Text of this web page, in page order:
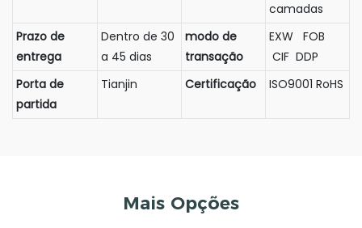
camadas
Prazo de
entrega
Dentro de 30
a 45 dias
modo de
transação
EXW FOB
CIF DDP
Porta de
partida
Tianjin Certificação ISO9001 RoHS
Mais Opções